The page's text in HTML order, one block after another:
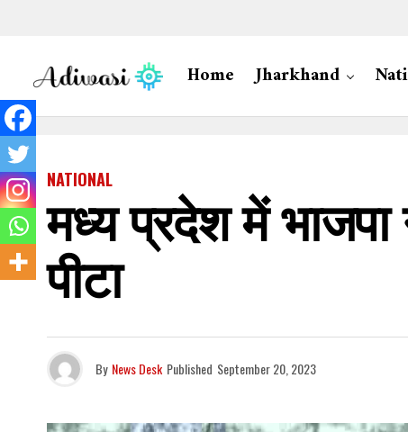
Home Jharkhand
NATIONAL
मध्य प्रदेश में
पीटा
By News Desk Published September 20, 2023